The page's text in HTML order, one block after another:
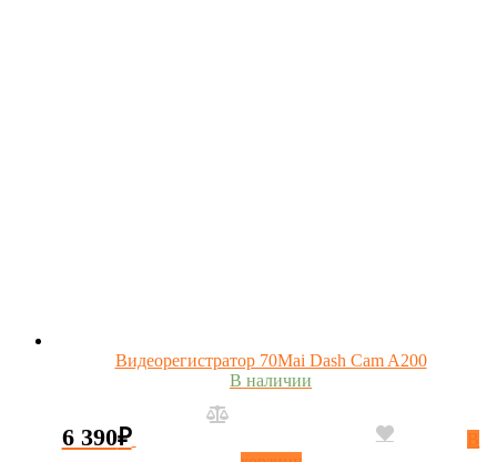
Видеорегистратор 70Mai Dash Cam A200
В наличии
6 390₽